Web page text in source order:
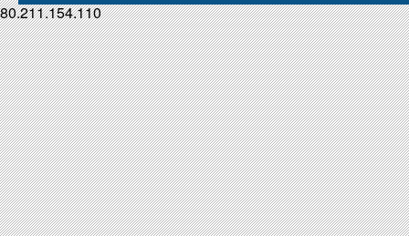
80.211.154.110